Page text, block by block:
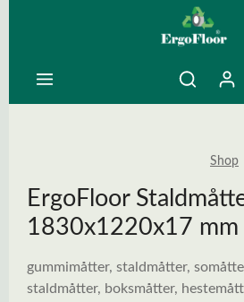
Shop
ErgoFloor
1830x1220x17 mm
gummimåtter, staldmåtter,
staldmåtter, boksmåtter,